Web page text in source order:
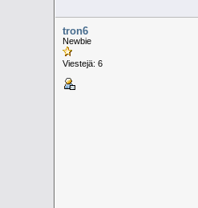
tron6
Newbie
Viestejä: 6